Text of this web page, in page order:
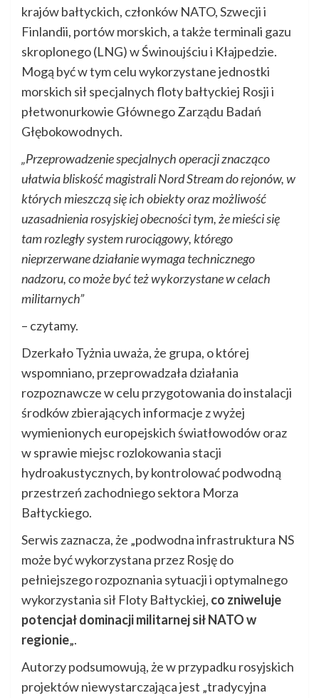
krajów bałtyckich, członków NATO, Szwecji i
Finlandii, portów morskich, a także terminali gazu
skroplonego (LNG) w Świnoujściu i Kłajpedzie.
Mogą być w tym celu wykorzystane jednostki
morskich sił specjalnych floty bałtyckiej Rosji i
płetwonurkowie Głównego Zarządu Badań
Głębokowodnych.
„Przeprowadzenie specjalnych operacji znacząco
ułatwia bliskość magistrali Nord Stream do rejonów, w
których mieszczą się ich obiekty oraz możliwość
uzasadnienia rosyjskiej obecności tym, że mieści się
tam rozległy system rurociągowy, którego
nieprzerwane działanie wymaga technicznego
nadzoru, co może być też wykorzystane w celach
militarnych”
– czytamy.
Dzerkało Tyżnia uważa, że grupa, o której
wspomniano, przeprowadzała działania
rozpoznawcze w celu przygotowania do instalacji
środków zbierających informacje z wyżej
wymienionych europejskich światłowodów oraz
w sprawie miejsc rozlokowania stacji
hydroakustycznych, by kontrolować podwodną
przestrzeń zachodniego sektora Morza
Bałtyckiego.
Serwis zaznacza, że „podwodna infrastruktura NS
może być wykorzystana przez Rosję do
pełniejszego rozpoznania sytuacji i optymalnego
wykorzystania sił Floty Bałtyckiej, co zniweluje
potencjał dominacji militarnej sił NATO w
regionie„.
Autorzy podsumowują, że w przypadku rosyjskich
projektów niewystarczająca jest „tradycyjna